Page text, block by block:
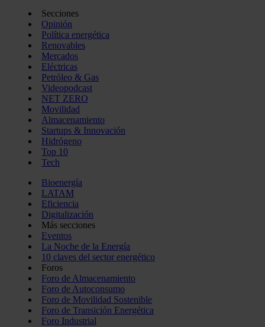
Secciones
Opinión
Política energética
Renovables
Mercados
Eléctricas
Petróleo & Gas
Videopodcast
NET ZERO
Movilidad
Almacenamiento
Startups & Innovación
Hidrógeno
Top 10
Tech
Bioenergía
LATAM
Eficiencia
Digitalización
Más secciones
Eventos
La Noche de la Energía
10 claves del sector energético
Foros
Foro de Almacenamiento
Foro de Autoconsumo
Foro de Movilidad Sostenible
Foro de Transición Energética
Foro Industrial